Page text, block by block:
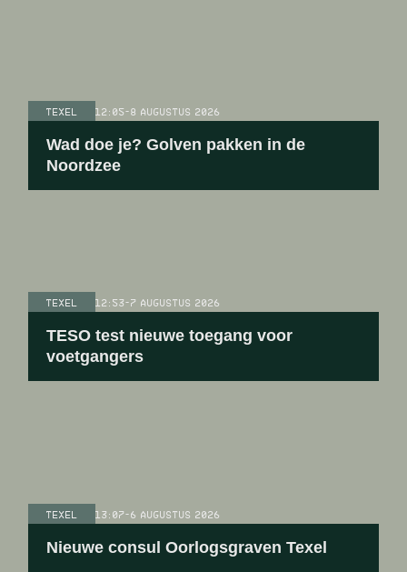
TEXEL 12:05-8 AUGUSTUS 2026
Wad doe je? Golven pakken in de
Noordzee
TEXEL 12:53-7 AUGUSTUS 2026
TESO test nieuwe toegang voor
voetgangers
TEXEL 13:07-6 AUGUSTUS 2026
Nieuwe consul Oorlogsgraven Texel